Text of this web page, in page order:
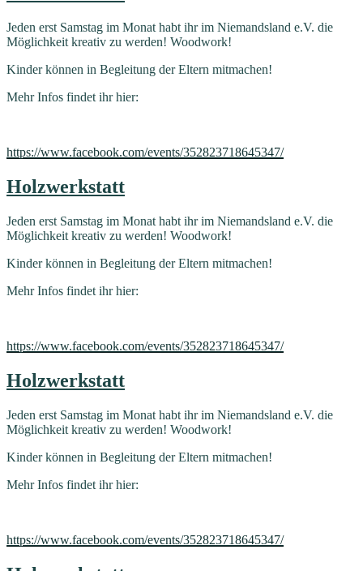
Jeden erst Samstag im Monat habt ihr im Niemandsland e.V. die
Möglichkeit kreativ zu werden! Woodwork!
Kinder können in Begleitung der Eltern mitmachen!
Mehr Infos findet ihr hier:
https://www.facebook.com/events/352823718645347/
Holzwerkstatt
Jeden erst Samstag im Monat habt ihr im Niemandsland e.V. die
Möglichkeit kreativ zu werden! Woodwork!
Kinder können in Begleitung der Eltern mitmachen!
Mehr Infos findet ihr hier:
https://www.facebook.com/events/352823718645347/
Holzwerkstatt
Jeden erst Samstag im Monat habt ihr im Niemandsland e.V. die
Möglichkeit kreativ zu werden! Woodwork!
Kinder können in Begleitung der Eltern mitmachen!
Mehr Infos findet ihr hier:
https://www.facebook.com/events/352823718645347/